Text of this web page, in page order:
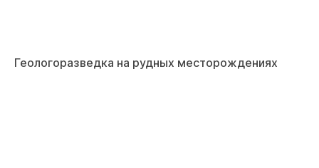
Геологоразведка на рудных месторождениях